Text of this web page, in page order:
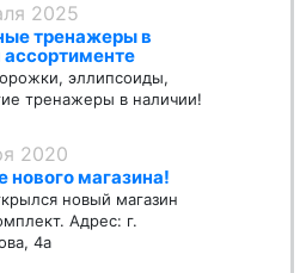
2025
тренажеры в
эллипсоиды,
тренажеры в наличии!
2020
нового магазина!
новый магазин
Адрес: г.
4а